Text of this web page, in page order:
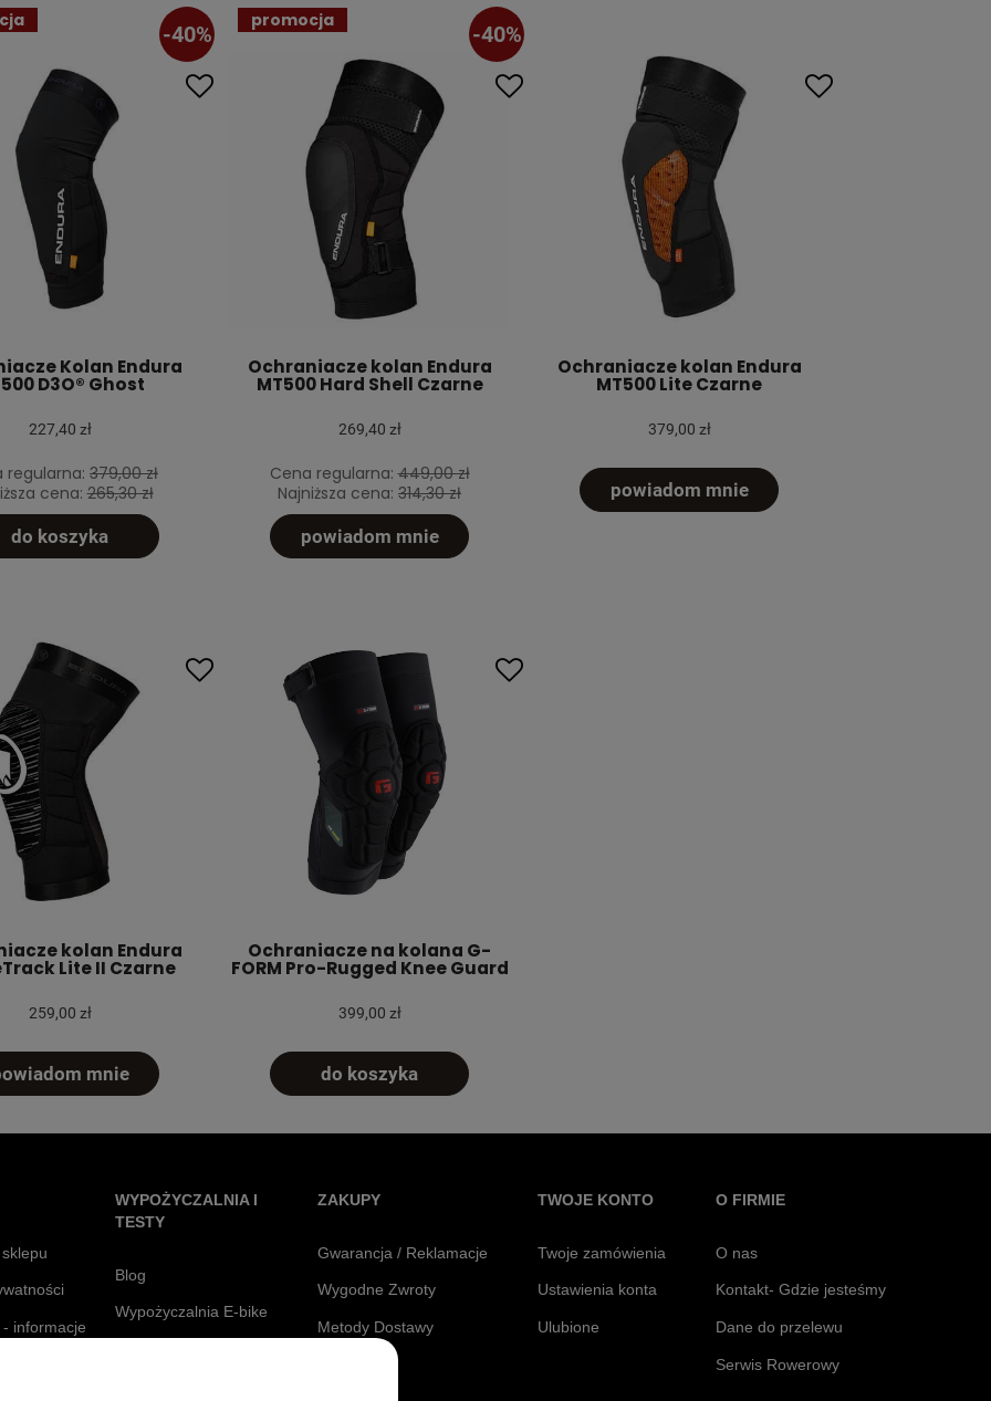
Kolan Endura
D3O® Ghost
227,40 zł
regularna: 379,00 zł
cena:265,30 zł
do koszyka
-40%
Ochraniacze kolan Endura
MT500 Hard Shell Czarne
269,40 zł
Cena regularna:449,00 zł
Najniższa cena: 314,30 zł
powiadom mnie
promocja
-40%
Ochraniacze kolan Endura
MT500 Lite Czarne
379,00 zł
powiadom mnie
kolan Endura
Lite II Czarne
259,00 zł
mnie
Ochraniacze na kolana G-
FORM Pro-Rugged Knee Guard
399,00 zł
do koszyka
informacje
WYPOŻYCZALNIA I
TESTY
Blog
Wypożyczalnia E-bike
ZAKUPY
Gwarancja / Reklamacje
Wygodne Zwroty
Metody Dostawy
TWOJE KONTO
Twoje zamówienia
Ustawienia konta
Ulubione
O FIRMIE
O nas
Kontakt- Gdzie jesteśmy
Dane do przelewu
Serwis Rowerowy